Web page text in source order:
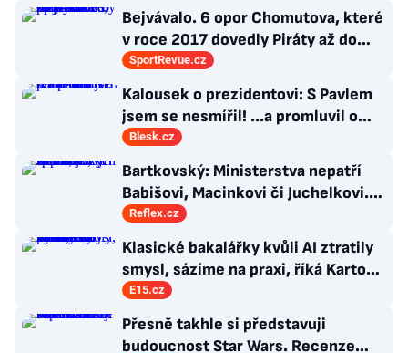
Bejvávalo. 6 opor Chomutova, které
v roce 2017 dovedly Piráty až do
semifinále play-off
SportRevue.cz
Kalousek o prezidentovi: S Pavlem
jsem se nesmířil! ...a promluvil o
návratu
Blesk.cz
Bartkovský: Ministerstva nepatří
Babišovi, Macinkovi či Juchelkovi.
Přestaňte útočit, jste jen správci
Reflex.cz
Klasické bakalářky kvůli AI ztratily
smysl, sázíme na praxi, říká Kartous
z vysoké školy VŠEM
E15.cz
Přesně takhle si představuji
budoucnost Star Wars. Recenze